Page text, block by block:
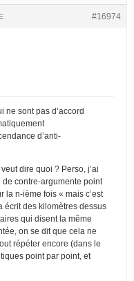
#16974
ne sont pas d’accord
d’anti-
dire quoi ? Perso, j’ai
de contre-argumente point
la n-ième fois « mais c’est
écrit des kilomètres dessus
qui disent la même
on se dit que cela ne
répéter encore (dans le
point par point, et